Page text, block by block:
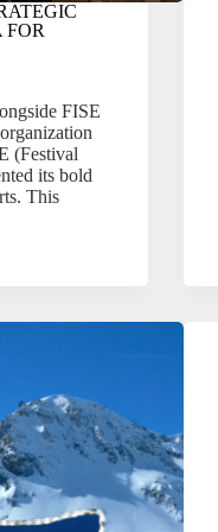
FOR
FISE
(Festival
its bold
This